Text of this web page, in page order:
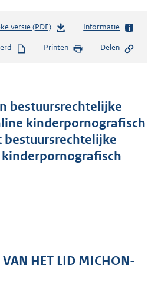
versie (PDF)b
s
s
g
r
o
Informatie
Printen Delen
bestuursrechtelijke
kinderpornografisch
bestuursrechtelijke
HET LID MICHON-